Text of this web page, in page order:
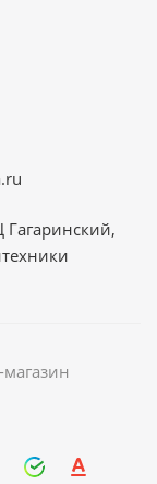
Гагаринский,